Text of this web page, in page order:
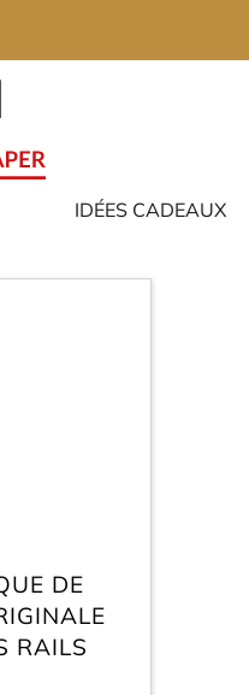
IDÉES CADEAUX
DE
RAILS